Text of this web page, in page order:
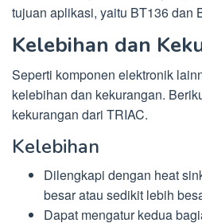
tujuan aplikasi, yaitu BT136 dan
Kelebihan dan
Seperti komponen elektronik
kelebihan dan kekurangan.
kekurangan dari TRIAC.
Kelebihan
Dilengkapi dengan heat
besar atau sedikit lebih
Dapat mengatur kedua